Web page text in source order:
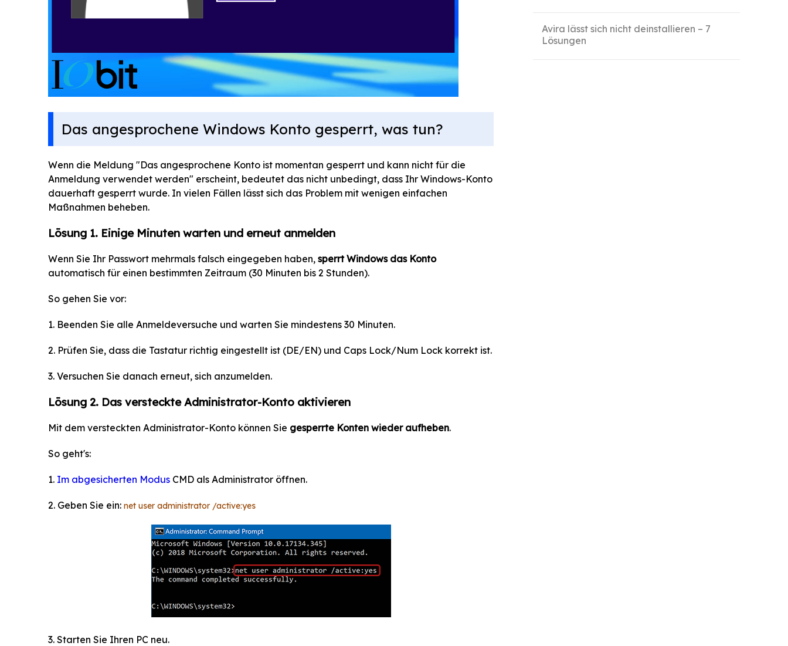
Das angesprochene Windows Konto gesperrt, was tun?
Wenn die Meldung "Das angesprochene Konto ist momentan gesperrt und kann nicht für die
Anmeldung verwendet werden" erscheint, bedeutet das nicht unbedingt, dass Ihr Windows-Konto
dauerhaft gesperrt wurde. In vielen Fällen lässt sich das Problem mit wenigen einfachen
Maßnahmen beheben.
Lösung 1. Einige Minuten warten und erneut anmelden
Wenn Sie Ihr Passwort mehrmals falsch eingegeben haben, sperrt Windows das Konto
automatisch für einen bestimmten Zeitraum (30 Minuten bis 2 Stunden).
So gehen Sie vor:
1. Beenden Sie alle Anmeldeversuche und warten Sie mindestens 30 Minuten.
2. Prüfen Sie, dass die Tastatur richtig eingestellt ist (DE/EN) und Caps Lock/Num Lock korrekt ist.
3. Versuchen Sie danach erneut, sich anzumelden.
Lösung 2. Das versteckte Administrator-Konto aktivieren
Mit dem versteckten Administrator-Konto können Sie gesperrte Konten wieder aufheben.
So geht's:
1. Im abgesicherten Modus CMD als Administrator öffnen.
2. Geben Sie ein: net user administrator /active:yes
3. Starten Sie Ihren PC neu.
Avira lässt sich nicht deinstallieren – 7
Lösungen